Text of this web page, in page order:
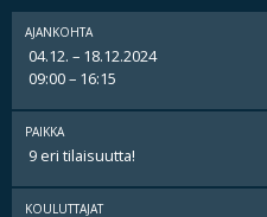
AJANKOHTA
04.12. – 18.12.2024
09:00 – 16:15
PAIKKA
9 eri tilaisuutta!
KOULUTTAJAT